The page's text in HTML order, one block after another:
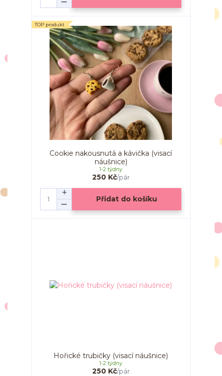
TOP produkt
Cookie nakousnutá a kávička (visací
náušnice)
250 Kč/pár
1-2 týdny
Přidat do košíku
Hořické trubičky (visací náušnice)
250 Kč/pár
1-2 týdny